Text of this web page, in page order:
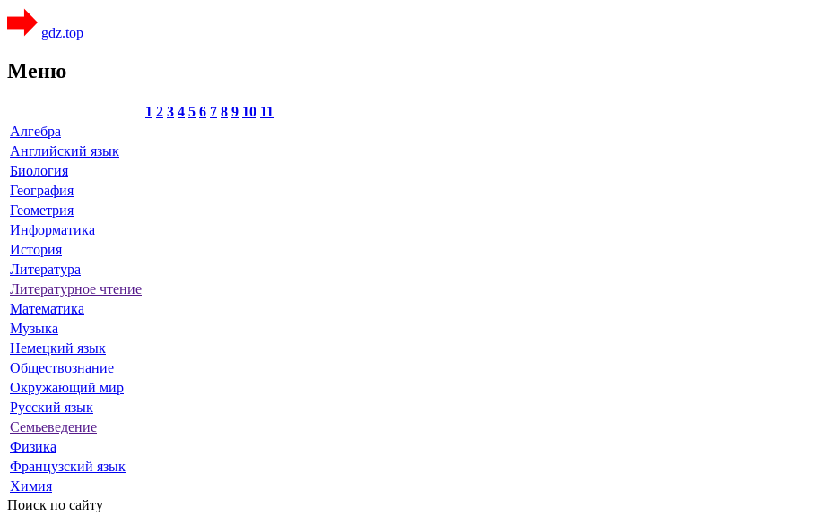
gdz.top
Меню
1 2 3 4 5 6 7 8 9 10 11
Алгебра
Английский язык
Биология
География
Геометрия
Информатика
История
Литература
Литературное чтение
Математика
Музыка
Немецкий язык
Обществознание
Окружающий мир
Русский язык
Семьеведение
Физика
Французский язык
Химия
Поиск по сайту